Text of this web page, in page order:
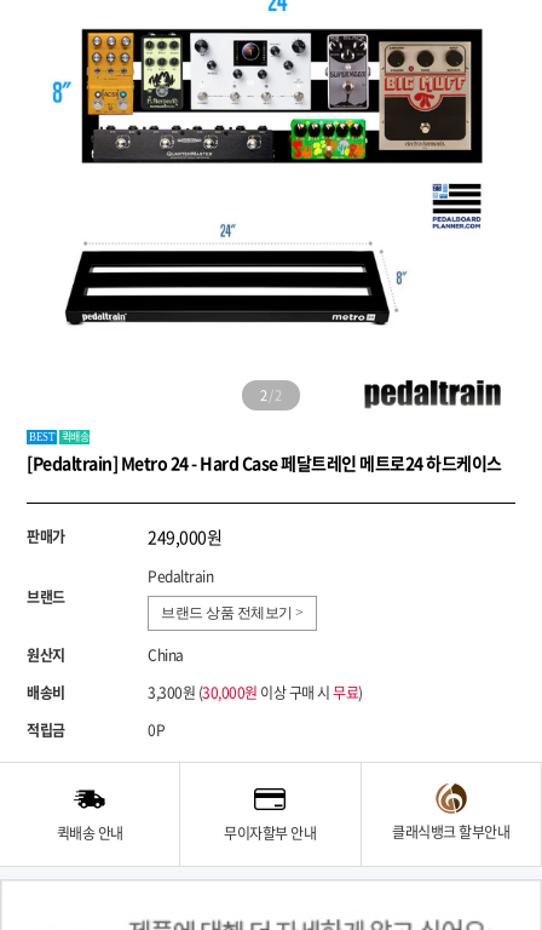
1/2
BEST 퀵배송
[Pedaltrain] Metro 24 - Hard Case 페달트레인 메트로24 하드케이스
판매가 249,000원
브랜드
Pedaltrain
브랜드 상품 전체보기 >
원산지
China
배송비
3,300원 (30,000원 이상 구매 시무료)
적립금
0P
퀵배송 안내 무이자할부 안내 클래식뱅크 할부안내